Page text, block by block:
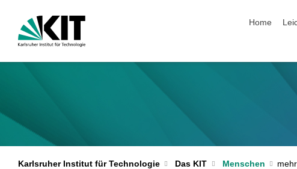
Home
Karlsruher Institut für Technologie Das KIT Menschen